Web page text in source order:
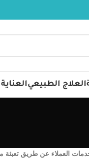
العلاج الطبيعي
العملاء عن طريق تعبئة